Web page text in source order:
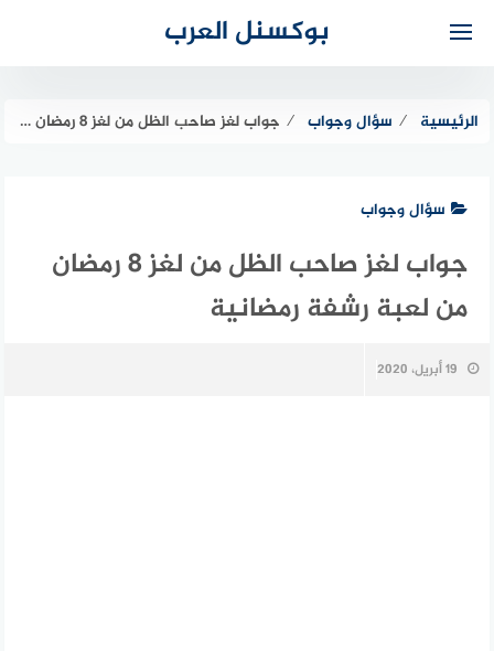
بوكسنل العرب
الرئيسية ⁄ سؤال وجواب ⁄ جواب لغز صاحب الظل من لغز 8 رمضان من لعبة رشفة رمضانية
سؤال وجواب
جواب لغز صاحب الظل من لغز 8 رمضان
من لعبة رشفة رمضانية
19 أبريل، 2020